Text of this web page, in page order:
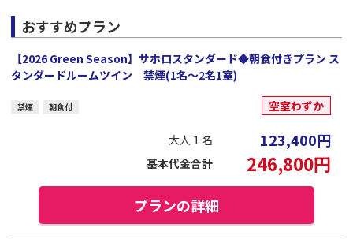
おすすめプラン
【2026 Green Season】サホロスタンダード◆朝食付きプラン ス
タンダードルームツイン 禁煙(1名～2名1室)
禁煙 朝食付 空室わずか
大人１名 123,400円
基本代金合計 246,800円
プランの詳細